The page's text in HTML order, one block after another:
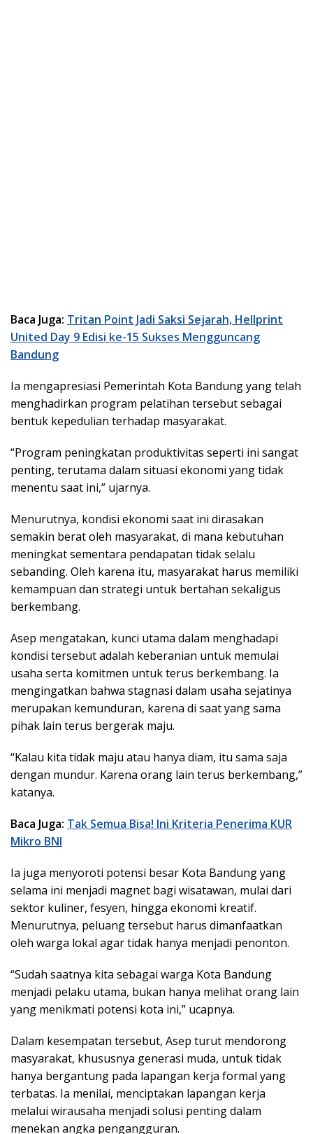
Baca Juga: Tritan Point Jadi Saksi Sejarah, Hellprint
United Day 9 Edisi ke-15 Sukses Mengguncang
Bandung
Ia mengapresiasi Pemerintah Kota Bandung yang telah
menghadirkan program pelatihan tersebut sebagai
bentuk kepedulian terhadap masyarakat.
“Program peningkatan produktivitas seperti ini sangat
penting, terutama dalam situasi ekonomi yang tidak
menentu saat ini,” ujarnya.
Menurutnya, kondisi ekonomi saat ini dirasakan
semakin berat oleh masyarakat, di mana kebutuhan
meningkat sementara pendapatan tidak selalu
sebanding. Oleh karena itu, masyarakat harus memiliki
kemampuan dan strategi untuk bertahan sekaligus
berkembang.
Asep mengatakan, kunci utama dalam menghadapi
kondisi tersebut adalah keberanian untuk memulai
usaha serta komitmen untuk terus berkembang. Ia
mengingatkan bahwa stagnasi dalam usaha sejatinya
merupakan kemunduran, karena di saat yang sama
pihak lain terus bergerak maju.
“Kalau kita tidak maju atau hanya diam, itu sama saja
dengan mundur. Karena orang lain terus berkembang,”
katanya.
Baca Juga: Tak Semua Bisa! Ini Kriteria Penerima KUR
Mikro BNI
Ia juga menyoroti potensi besar Kota Bandung yang
selama ini menjadi magnet bagi wisatawan, mulai dari
sektor kuliner, fesyen, hingga ekonomi kreatif.
Menurutnya, peluang tersebut harus dimanfaatkan
oleh warga lokal agar tidak hanya menjadi penonton.
“Sudah saatnya kita sebagai warga Kota Bandung
menjadi pelaku utama, bukan hanya melihat orang lain
yang menikmati potensi kota ini,” ucapnya.
Dalam kesempatan tersebut, Asep turut mendorong
masyarakat, khususnya generasi muda, untuk tidak
hanya bergantung pada lapangan kerja formal yang
terbatas. Ia menilai, menciptakan lapangan kerja
melalui wirausaha menjadi solusi penting dalam
menekan angka pengangguran.